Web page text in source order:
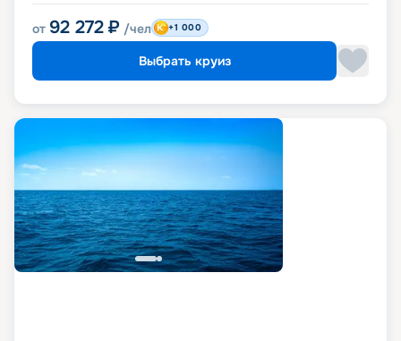
от 92 272 ₽ /чел +1 000
Выбрать круиз